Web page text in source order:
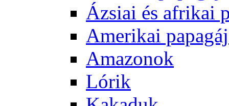
Ázsiai és afrikai
Amerikai
Amazonok
Lórik